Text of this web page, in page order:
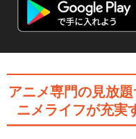
アニメ専門の見放題
ニメライフが充実